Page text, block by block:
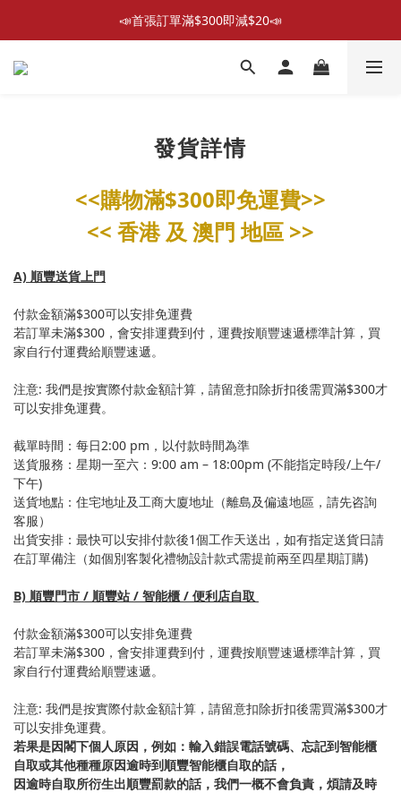
📣首張訂單滿$300即減$20📣
📣首張訂單滿$300即減$20📣
散水回禮禮物 滿件再折優惠🎉
📣首張訂單滿$300即減$20📣
發貨詳情
<<購物滿$300即免運費>>
<< 香港 及 澳門 地區 >>
A) 順豐送貨上門
付款金額滿$300可以安排免運費
若訂單未滿$300，會安排運費到付，運費按順豐速遞標準計算，買
家自行付運費給順豐速遞。
注意: 我們是按實際付款金額計算，請留意扣除折扣後需買滿$300才
可以安排免運費。
截單時間：每日2:00 pm，以付款時間為準
送貨服務：星期一至六：9:00 am – 18:00pm (不能指定時段/上午/
下午)
送貨地點：住宅地址及工商大廈地址（離島及偏遠地區，請先咨詢
客服）
出貨安排：最快可以安排付款後1個工作天送出，如有指定送貨日請
在訂單備注（如個別客製化禮物設計款式需提前兩至四星期訂購)
B) 順豐門市 / 順豐站 / 智能櫃 / 便利店自取
付款金額滿$300可以安排免運費
若訂單未滿$300，會安排運費到付，運費按順豐速遞標準計算，買
家自行付運費給順豐速遞。
注意: 我們是按實際付款金額計算，請留意扣除折扣後需買滿$300才
可以安排免運費。
若果是因閣下個人原因，例如：輸入錯誤電話號碼、忘記到智能櫃
自取或其他種種原因逾時到順豐智能櫃自取的話，
因逾時自取所衍生出順豐罰款的話，我們一概不會負責，煩請及時